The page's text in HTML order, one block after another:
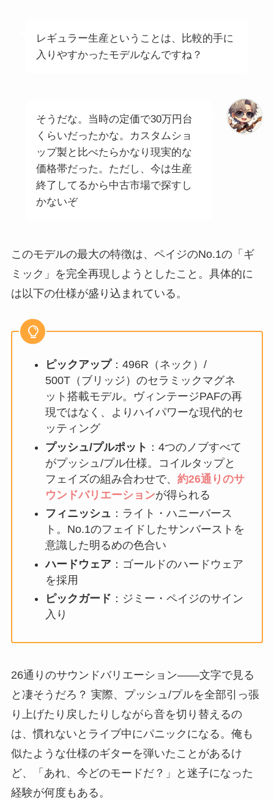
レギュラー生産ということは、比較的手に
入りやすかったモデルなんですね？
そうだな。当時の定価で30万円台
くらいだったかな。カスタムショ
ップ製と比べたらかなり現実的な
価格帯だった。ただし、今は生産
終了してるから中古市場で探すし
かないぞ
このモデルの最大の特徴は、ペイジのNo.1の「ギ
ミック」を完全再現しようとしたこと。具体的に
は以下の仕様が盛り込まれている。
ピックアップ：496R（ネック）/
500T（ブリッジ）のセラミックマグネ
ット搭載モデル。ヴィンテージPAFの再
現ではなく、よりハイパワーな現代的セ
ッティング
プッシュ/プルポット ：4つのノブすべて
がプッシュ/プル仕様。コイルタップと
フェイズの組み合わせで、 約26通りのサ
ウンドバリエーションが得られる
フィニッシュ ：ライト・ハニーバース
ト。No.1のフェイドしたサンバーストを
意識した明るめの色合い
ハードウェア：ゴールドのハードウェア
を採用
ピックガード ：ジミー・ペイジのサイン
入り
26通りのサウンドバリエーション――文字で見る
と凄そうだろ？ 実際、プッシュ/プルを全部引っ張
り上げたり戻したりしながら音を切り替えるの
は、慣れないとライブ中にパニックになる。俺も
似たような仕様のギターを弾いたことがあるけ
ど、「あれ、今どのモードだ？」と迷子になった
経験が何度もある。